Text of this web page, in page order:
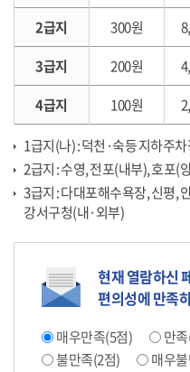
2급지
300원
3급지
200원
4급지
100원
1급지(나) : 덕천·숙등 지하주
2급지 : 수영, 전포(내부), 호포(
3급지 : 다대포해수욕장, 신평,
강서구청(내·외부)
현재 열람하신
편의성에 만족
매우만족(5점) 만족
불만족(2점)
매우